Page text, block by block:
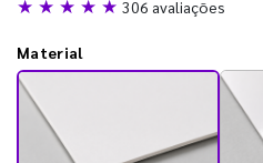
★ ★ ★ ★ ★ 306 avaliações
Material